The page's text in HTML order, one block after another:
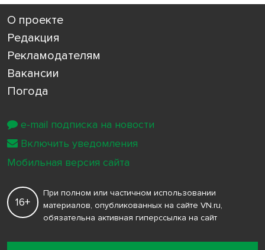
О проекте
Редакция
Рекламодателям
Вакансии
Погода
16+
При полном или частичном использовании
материалов, опубликованных на сайте VN.ru,
обязательна активная гиперссылка на сайт
e-mail подписка на новости
Включить уведомления
Мобильная версия сайта